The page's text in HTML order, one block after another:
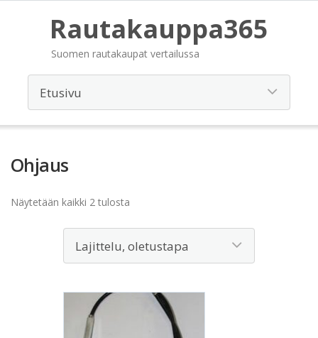
Rautakauppa365
Suomen rautakaupat vertailussa
Ohjaus
Näytetään kaikki 2 tulosta